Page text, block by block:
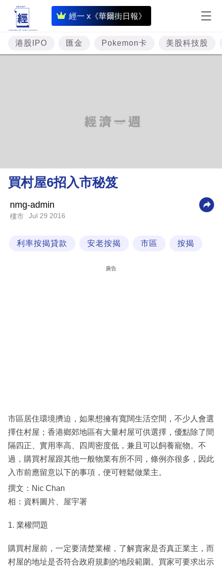
經一 x《華爾街日報》
即
時
財
經
理
財
業
技
閱
專
區
港股IPO 匯金 Pokemon卡 美股科技股
買村屋6招入市秘笈
nmg-admin
樓市 Jul 29 2016
利率按揭貸款 安老按揭 市區 按揭
廣告
市區居住環境擠迫，如果想擁有寬闊生活空間，不少人會選
擇住村屋；香港鄉郊地區有大量村屋可供選擇，優點除了間
隔四正、實用率高、四周密度低，兼且可以飼養寵物。不
過，購買村屋跟其他一般物業有所不同，條例亦很多，因此
入市前應留意以下的事項，便可輕鬆做業主。
撰文：Nic Chan
相：資料圖片、屋宇署
1. 業權問題
購買村屋前，一定要清楚業權，了解賣家是否真正業主，而
村屋的地址是否符合政府規劃的地段範圍。買家可要求出示